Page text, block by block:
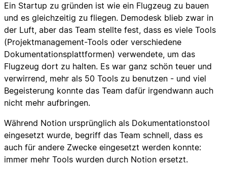
Ein Startup zu gründen ist wie ein Flugzeug zu bauen
und es gleichzeitig zu fliegen. Demodesk blieb zwar in
der Luft, aber das Team stellte fest, dass es viele Tools
(Projektmanagement-Tools oder verschiedene
Dokumentationsplattformen) verwendete, um das
Flugzeug dort zu halten. Es war ganz schön teuer und
verwirrend, mehr als 50 Tools zu benutzen - und viel
Begeisterung konnte das Team dafür irgendwann auch
nicht mehr aufbringen.
Während Notion ursprünglich als Dokumentationstool
eingesetzt wurde, begriff das Team schnell, dass es
auch für andere Zwecke eingesetzt werden konnte:
immer mehr Tools wurden durch Notion ersetzt.